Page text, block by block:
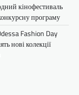
кінофестиваль
програму
Fashion Day
нові колекції